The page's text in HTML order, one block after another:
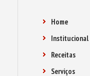
Home
Institucional
Receitas
Serviços